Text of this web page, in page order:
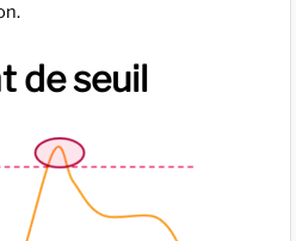
de seuil